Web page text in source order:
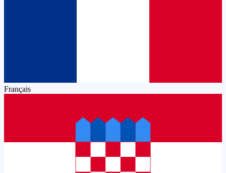
Français